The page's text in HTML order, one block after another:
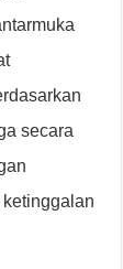
secara